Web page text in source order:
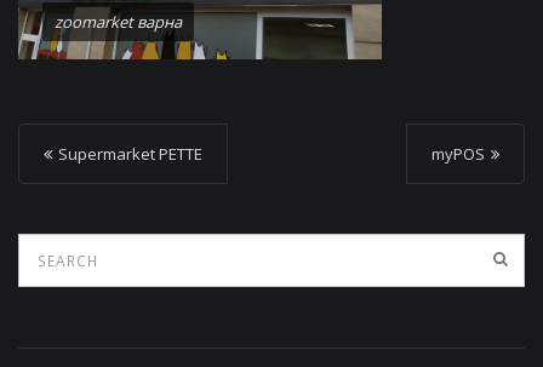
zoomarket варна
P
o
s
n
a
Supermarket PETTE myPOS